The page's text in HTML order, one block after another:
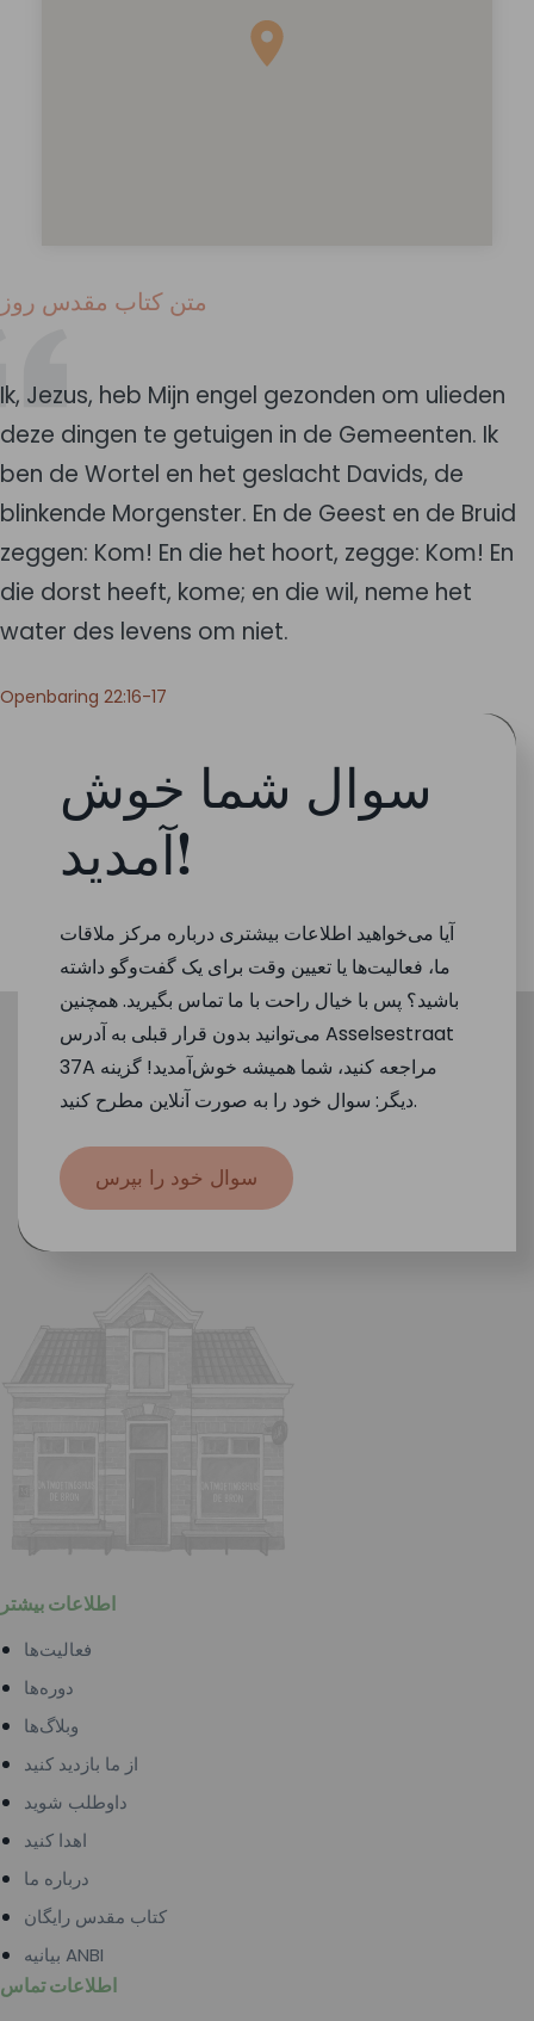
متن کتاب مقدس روز
Ik, Jezus, heb Mijn engel gezonden om ulieden
deze dingen te getuigen in de Gemeenten. Ik
ben de Wortel en het geslacht Davids, de
blinkende Morgenster. En de Geest en de Bruid
zeggen: Kom! En die het hoort, zegge: Kom! En
die dorst heeft, kome; en die wil, neme het
water des levens om niet.
Openbaring 22:16-17
سوال شما خوش
آمدید!
آیا می‌خواهید اطلاعات بیشتری درباره مرکز ملاقات
ما، فعالیت‌ها یا تعیین وقت برای یک گفت‌وگو داشته
باشید؟ پس با خیال راحت با ما تماس بگیرید. همچنین
می‌توانید بدون قرار قبلی به آدرس Asselsestraat
37A مراجعه کنید، شما همیشه خوش‌آمدید! گزینه
دیگر: سوال خود را به صورت آنلاین مطرح کنید.
سوال خود را بپرس
اطلاعات بیشتر
فعالیت‌ها
دوره‌ها
وبلاگ‌ها
از ما بازدید کنید
داوطلب شوید
اهدا کنید
درباره ما
کتاب مقدس رایگان
بیانیه ANBI
اطلاعات تماس